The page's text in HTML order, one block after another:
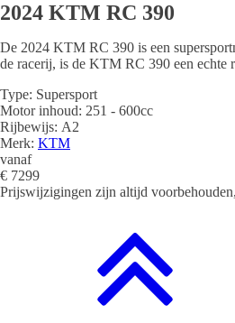
2024 KTM RC 390
De 2024 KTM RC 390 is een
de racerij, is de KTM RC 390 een echte
Type: Supersport
Motor inhoud: 251 - 600cc
Rijbewijs: A2
Merk: KTM
vanaf
€ 7299
Prijswijzigingen zijn altijd